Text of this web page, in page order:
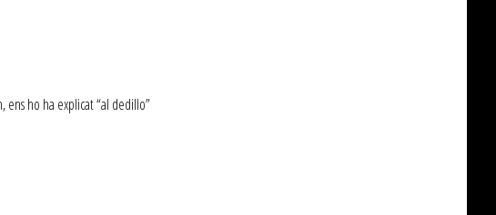
ens ho ha explicat “al dedillo”